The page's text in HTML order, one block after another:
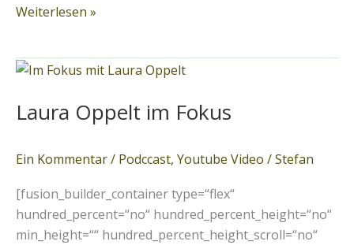
Weiterlesen »
Laura Oppelt im Fokus
Ein Kommentar/ Podccast, Youtube Video /Stefan
[fusion_builder_container type=“flex“
hundred_percent=“no“ hundred_percent_height=“no“
min_height=““ hundred_percent_height_scroll=“no“
Laura
im